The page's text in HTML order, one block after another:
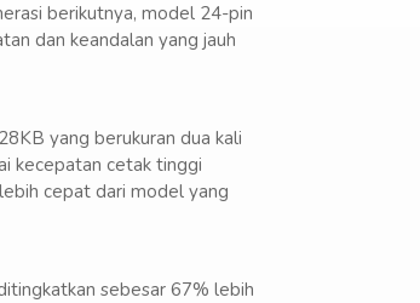
berikutnya, model 24-pin
dan keandalan yang jauh
yang berukuran dua kali
kecepatan cetak tinggi
cepat dari model yang
sebesar 67% lebih